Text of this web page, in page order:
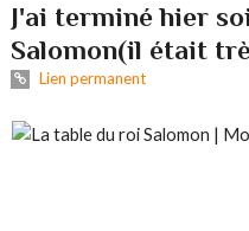
J'ai terminé hier
Salomon(il était
Lien permanent